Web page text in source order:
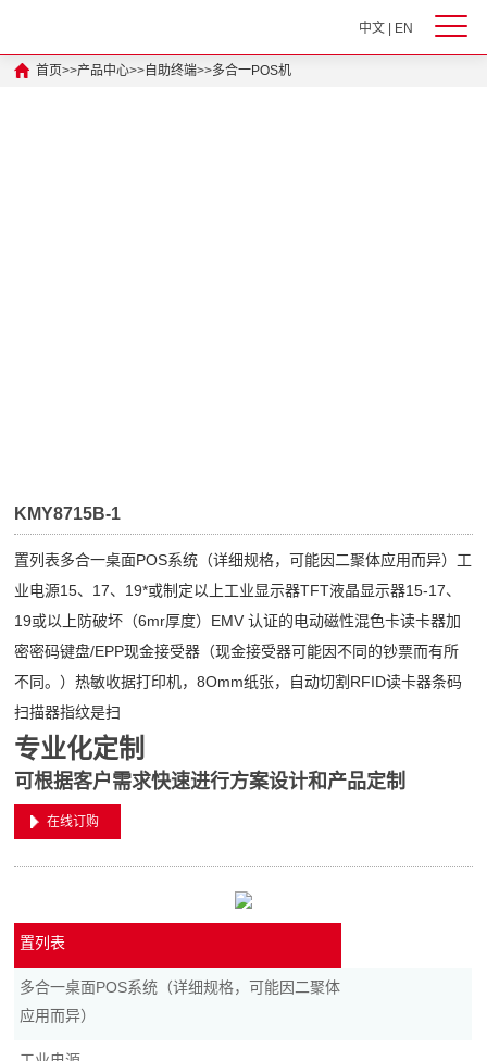
中文| EN
首页>>产品中心>>自助终端>>多合一POS机
KMY8715B-1
置列表多合一桌面POS系统（详细规格，可能因二聚体应用而异）工
业电源15、17、19*或制定以上工业显示器TFT液晶显示器15-17、
19或以上防破坏（6mr厚度）EMV 认证的电动磁性混色卡读卡器加
密密码键盘/EPP现金接受器（现金接受器可能因不同的钞票而有所
不同。）热敏收据打印机，8Omm纸张，自动切割RFID读卡器条码
扫描器指纹是扫
专业化定制
可根据客户需求快速进行方案设计和产品定制
在线订购
置列表
多合一桌面POS系统（详细规格，可能因二聚体
应用而异）